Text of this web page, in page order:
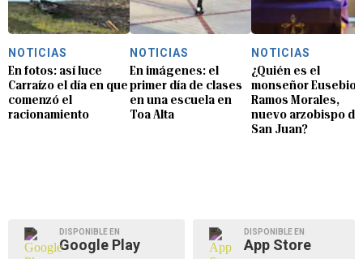
NOTICIAS
En fotos: así luce
Carraízo el día en que
comenzó el
racionamiento
NOTICIAS
En imágenes: el
primer día de clases
en una escuela en
Toa Alta
NOTICIAS
¿Quién es el
monseñor Eusebio
Ramos Morales,
nuevo arzobispo de
San Juan?
DISPONIBLE EN
Google Play
DISPONIBLE EN
App Store